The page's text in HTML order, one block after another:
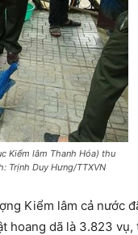
Kiểm lâm Thanh Hóa) thu
Trịnh Duy Hưng/TTXVN
Kiểm lâm cả nước
hoang dã là 3.823